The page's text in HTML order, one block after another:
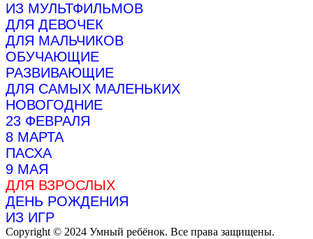
ИЗ МУЛЬТФИЛЬМОВ
ДЛЯ ДЕВОЧЕК
ДЛЯ МАЛЬЧИКОВ
ОБУЧАЮЩИЕ
РАЗВИВАЮЩИЕ
ДЛЯ САМЫХ МАЛЕНЬКИХ
НОВОГОДНИЕ
23 ФЕВРАЛЯ
8 МАРТА
ПАСХА
9 МАЯ
ДЛЯ ВЗРОСЛЫХ
ДЕНЬ РОЖДЕНИЯ
ИЗ ИГР
Copyright © 2024 Умный ребёнок. Все права защищены.